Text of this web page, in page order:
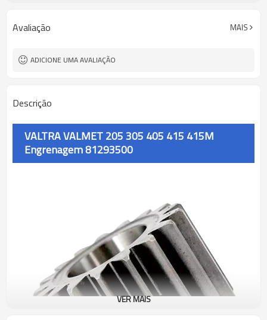
Avaliação MAIS
ADICIONE UMA AVALIAÇÃO
Descrição
VALTRA VALMET 205 305 405 415 415M
Engrenagem 81293500
VER MAIS